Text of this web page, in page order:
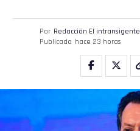
Por Redacción El intransigente
Publicado hace 23 horas